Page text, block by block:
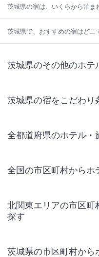
茨城県の宿は、いくらから泊ま
茨城県で、おすすめの宿はどこ
茨城県のその他のホテ
茨城県の宿をこだわり
全都道府県のホテル・
全国の市区町村からホ
北関東エリアの市区町
探す
茨城県の市区町村から